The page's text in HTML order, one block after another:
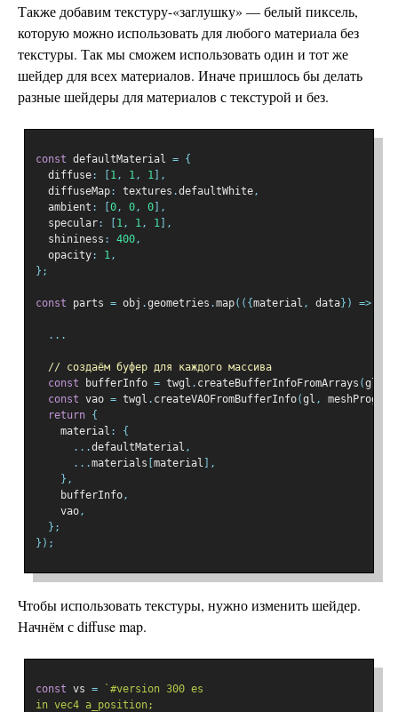
Также добавим текстуру-«заглушку» — белый пиксель,
которую можно использовать для любого материала без
текстуры. Так мы сможем использовать один и тот же
шейдер для всех материалов. Иначе пришлось бы делать
разные шейдеры для материалов с текстурой и без.
const defaultMaterial = {
  diffuse
: 1, 1, 1 ],
  diffuseMap
: textures .defaultWhite,
  ambient
: 0, 0, 0 ],
  specular
: 1, 1, 1 ],
  shininess
: 400,
  opacity
: 1,
};
const parts = obj .geometries .map(({material , data}) =>
...
// создаём буфер для каждого массива
const bufferInfo = twgl . createBufferInfoFromArrays (gl
const vao = twgl . createVAOFromBufferInfo(gl ,
return {
    material
:
{
...defaultMaterial ,
...materials material ],
},
    bufferInfo
,
    vao
,
};
});
Чтобы использовать текстуры, нужно изменить шейдер.
Начнём с diffuse map.
const vs =
`#version 300 es
in vec4 a_position;